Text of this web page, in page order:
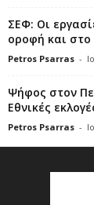
ΣΕΦ: Οι
οροφή και στο
Petros Psarras -
Ψήφος στον
Εθνικές
Petros Psarras -